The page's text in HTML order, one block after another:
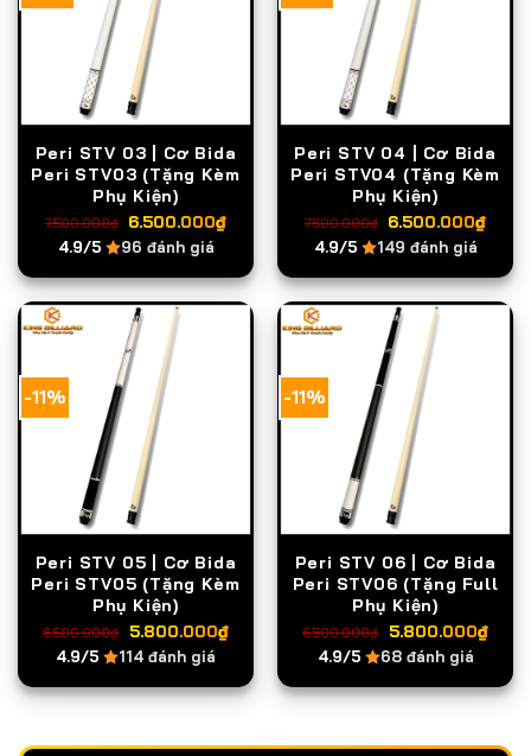
Peri STV 03 | Cơ Bida
Peri STV03 (Tặng Kèm
Phụ Kiện)
7.500.000₫ Giá
gốc
là:
7.500.000₫.
6.500.000₫Giá
tại
là:
6.500.000₫.
4.9/5 96 đánh giá
Peri STV 04 | Cơ Bida
Peri STV04 (Tặng Kèm
Phụ Kiện)
7.500.000₫ Giá
gốc
là:
7.500.000₫.
6.500.000₫Giá
tại
là:
4.9/5 149 đánh giá
-11%
Peri STV 05 | Cơ Bida
Peri STV05 (Tặng Kèm
Phụ Kiện)
6.500.000₫ Giá
gốc
là:
6.500.000₫.
5.800.000₫Giá
tại
là:
4.9/5 114 đánh giá
-11%
Peri STV 06 | Cơ Bida
Peri STV06 (Tặng Full
Phụ Kiện)
6.500.000₫ Giá
gốc
là:
6.500.000₫.
5.800.000₫Giá
tại
là:
4.9/5 68 đánh giá